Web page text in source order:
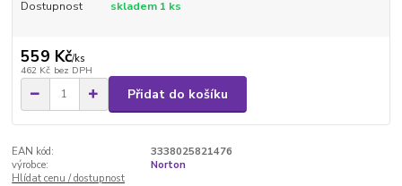
Dostupnost skladem 1 ks
559 Kč/ks
462 Kč bez DPH
Přidat do košíku
EAN kód:
3338025821476
výrobce:
Norton
Hlídat cenu / dostupnost